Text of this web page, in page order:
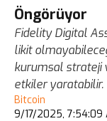
Öngörüyor
Fidelity Digital
likit
kurumsal strateji
etkiler yaratabilir.
Bitcoin
9/17/2025, 7:54:09